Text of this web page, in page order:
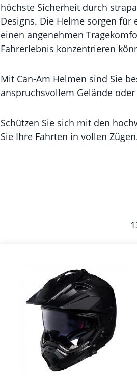
höchste Sicherheit durch
Designs. Die Helme sorgen für
einen angenehmen
Fahrerlebnis konzentrieren
Mit Can-Am Helmen sind Sie
anspruchsvollem Gelände
Schützen Sie sich mit den
Sie Ihre Fahrten in vollen